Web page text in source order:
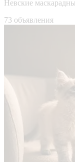
Невские
73 объявления